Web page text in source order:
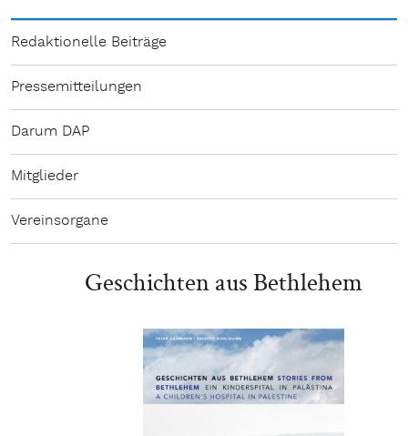
Redaktionelle Beiträge
Pressemitteilungen
Darum DAP
Mitglieder
Vereinsorgane
Geschichten aus Bethlehem